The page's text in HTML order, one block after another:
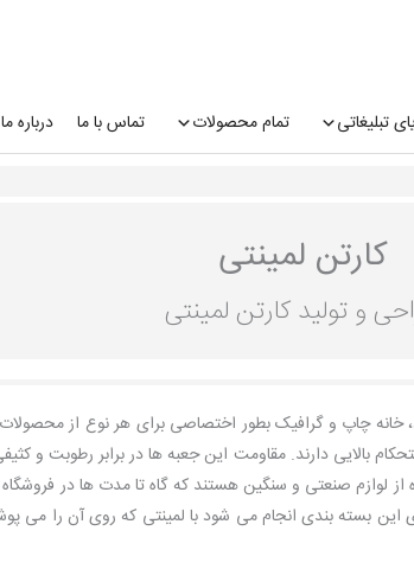
تبلیغاتی تمام محصولات تماس با ما درباره ما
کارتن لمینتی
و تولید کارتن لمینتی
خانه چاپ و گرافیک بطور اختصاصی برای هر نوع از
بالایی دارند. مقاومت این جعبه ها در برابر رطوبت و
از لوازم صنعتی و سنگین هستند که گاه تا مدت ها در
این بسته بندی انجام می شود با لمینتی که روی آن را